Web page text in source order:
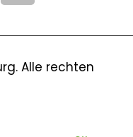
Alle rechten